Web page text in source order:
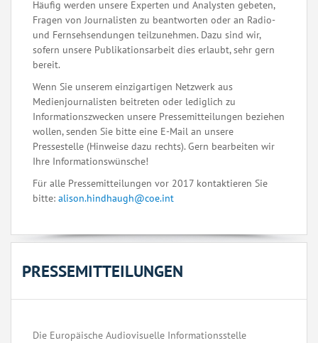
Häufig werden unsere Experten und Analysten gebeten,
Fragen von Journalisten zu beantworten oder an Radio-
und Fernsehsendungen teilzunehmen. Dazu sind wir,
sofern unsere Publikationsarbeit dies erlaubt, sehr gern
bereit.
Wenn Sie unserem einzigartigen Netzwerk aus
Medienjournalisten beitreten oder lediglich zu
Informationszwecken unsere Pressemitteilungen beziehen
wollen, senden Sie bitte eine E-Mail an unsere
Pressestelle (Hinweise dazu rechts). Gern bearbeiten wir
Ihre Informationswünsche!
Für alle Pressemitteilungen vor 2017 kontaktieren Sie
bitte: alison.hindhaugh@coe.int
PRESSEMITTEILUNGEN
Die Europäische Audiovisuelle Informationsstelle